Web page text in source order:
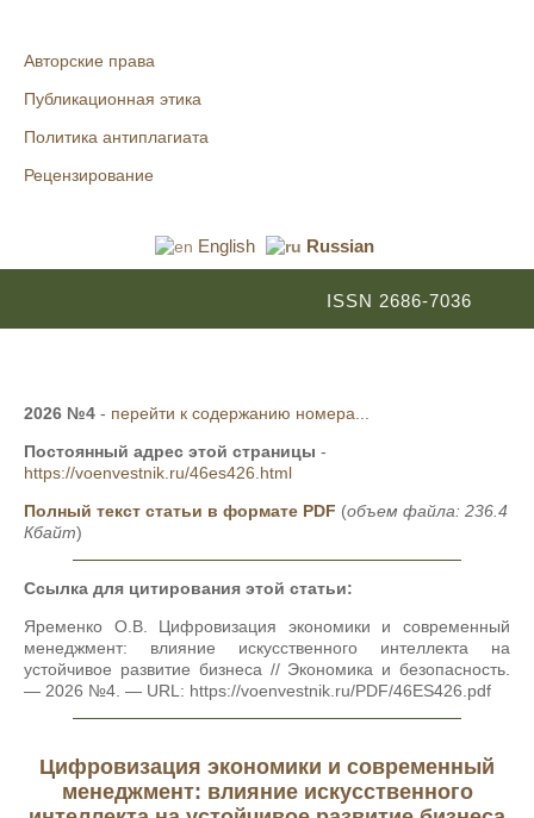
Авторские права
Публикационная этика
Политика антиплагиата
Рецензирование
English Russian
ISSN 2686-7036
2026 №4 - перейти к содержанию номера...
Постоянный адрес этой страницы -
https://voenvestnik.ru/46es426.html
Полный текст статьи в формате PDF (объем файла: 236.4
Кбайт)
Ссылка для цитирования этой статьи:
Яременко О.В. Цифровизация экономики и современный
менеджмент: влияние искусственного интеллекта на
устойчивое развитие бизнеса // Экономика и безопасность.
— 2026 №4. — URL: https://voenvestnik.ru/PDF/46ES426.pdf
Цифровизация экономики и современный
менеджмент: влияние искусственного